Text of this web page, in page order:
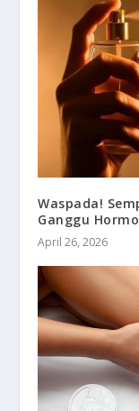
Waspada!
Ganggu
April 26, 2026